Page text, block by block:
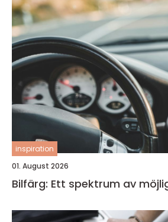
inspiration
01. August 2026
Bilfärg: Ett spektrum av